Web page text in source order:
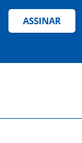
ASSINAR